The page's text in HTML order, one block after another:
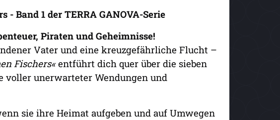
- Band 1 der TERRA GANOVA-Serie
Piraten und Geheimnisse!
Vater und eine kreuzgefährliche Flucht –
Fischers«entführt dich quer über die sieben
voller unerwarteter Wendungen und
sie ihre Heimat aufgeben und auf Umwegen